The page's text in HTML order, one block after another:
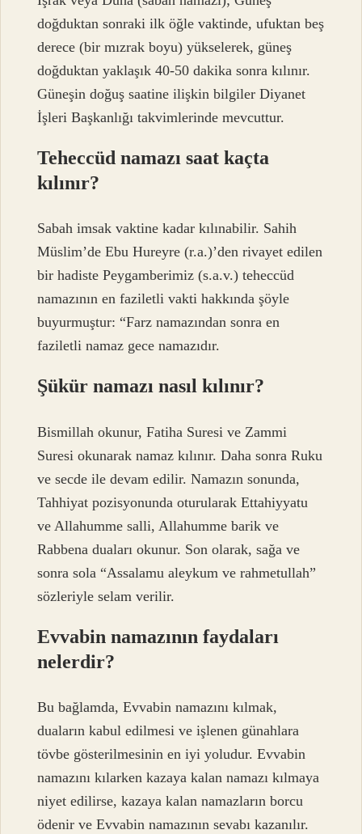
doğduktan sonraki ilk öğle vaktinde, ufuktan beş
derece (bir mızrak boyu) yükselerek, güneş
doğduktan yaklaşık 40-50 dakika sonra kılınır.
Güneşin doğuş saatine ilişkin bilgiler Diyanet
İşleri Başkanlığı takvimlerinde mevcuttur.
Teheccüd namazı saat kaçta
kılınır?
Sabah imsak vaktine kadar kılınabilir. Sahih
Müslim’de Ebu Hureyre (r.a.)’den rivayet edilen
bir hadiste Peygamberimiz (s.a.v.) teheccüd
namazının en faziletli vakti hakkında şöyle
buyurmuştur: “Farz namazından sonra en
faziletli namaz gece namazıdır.
Şükür namazı nasıl kılınır?
Bismillah okunur, Fatiha Suresi ve Zammi
Suresi okunarak namaz kılınır. Daha sonra Ruku
ve secde ile devam edilir. Namazın sonunda,
Tahhiyat pozisyonunda oturularak Ettahiyyatu
ve Allahumme salli, Allahumme barik ve
Rabbena duaları okunur. Son olarak, sağa ve
sonra sola “Assalamu aleykum ve rahmetullah”
sözleriyle selam verilir.
Evvabin namazının faydaları
nelerdir?
Bu bağlamda, Evvabin namazını kılmak,
duaların kabul edilmesi ve işlenen günahlara
tövbe gösterilmesinin en iyi yoludur. Evvabin
namazını kılarken kazaya kalan namazı kılmaya
niyet edilirse, kazaya kalan namazların borcu
ödenir ve Evvabin namazının sevabı kazanılır.